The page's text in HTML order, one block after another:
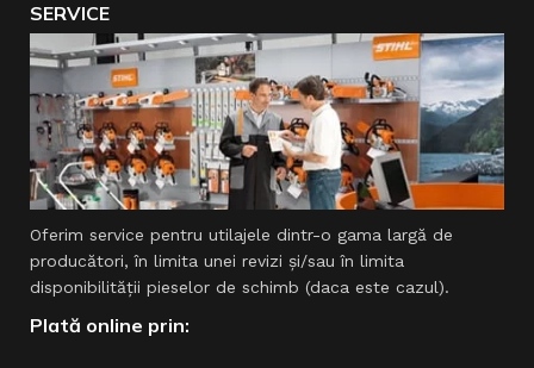
SERVICE
Oferim service pentru utilajele dintr-o gama largă de
producători, în limita unei revizi şi/sau în limita
disponibilităţii pieselor de schimb (daca este cazul).
Plată online prin: